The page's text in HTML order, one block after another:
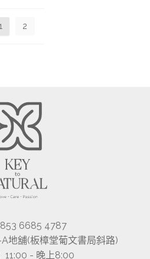
2
6685 4787
地舖(板樟堂葡文書局斜路)
11:00 - 晚上8:00